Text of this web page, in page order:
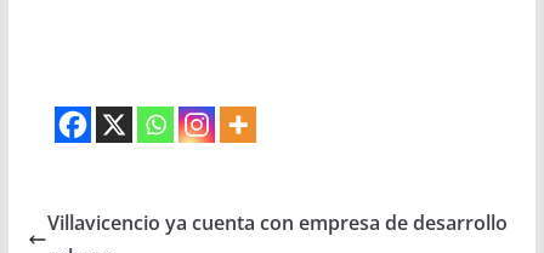
Villavicencio ya cuenta con empresa de desarrollo